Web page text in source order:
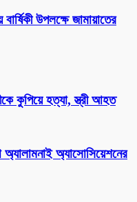
উপলক্ষে জামায়াতের
কুপিয়ে হত্যা, স্ত্রী আহত
অ্যাসোসিয়েশনের